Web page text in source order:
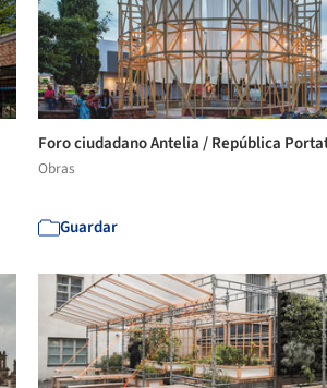
Foro ciudadano Antelia / República
Obras
Guardar